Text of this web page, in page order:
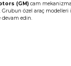
(GM) cam
Grubun özel araç
devam edin.